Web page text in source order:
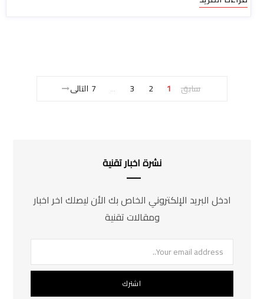
سابق 1
2
3
…
7 التالى
نشرة اخبار تقنية
ادخل البريد الإلكتروني الخاص بك الأن ليصلك اخر اخبار
ومقالات تقنية